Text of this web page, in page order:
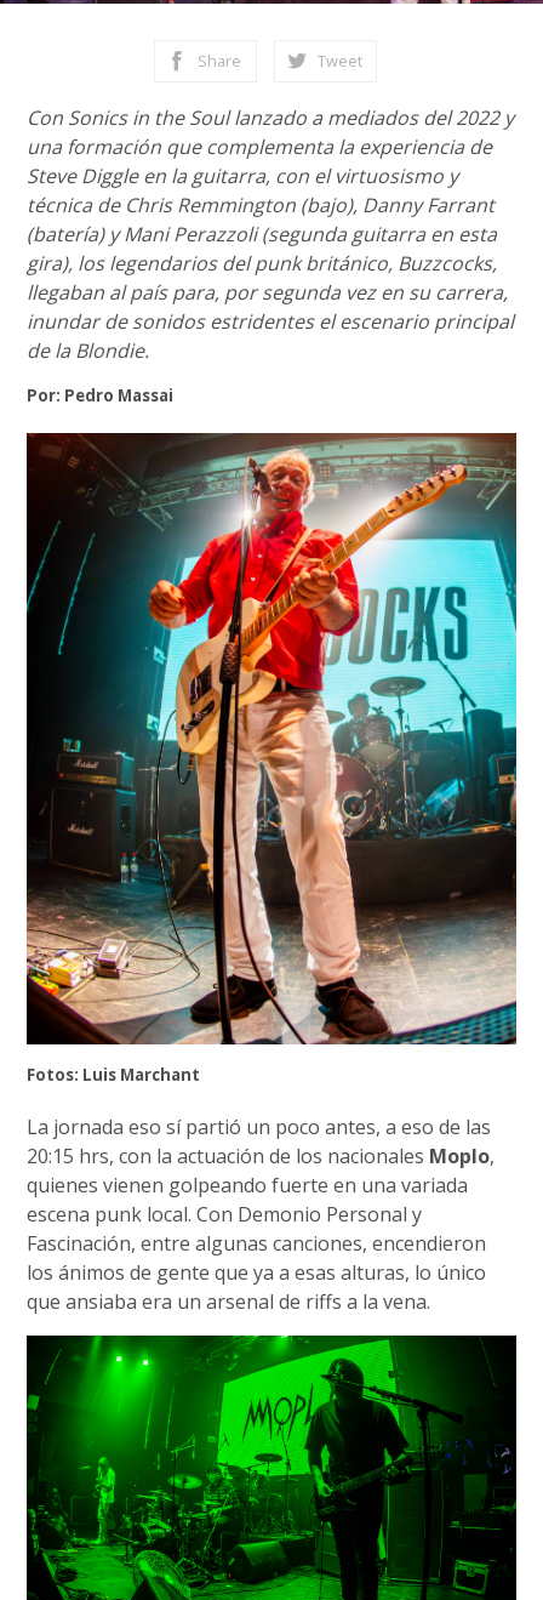
Share Tweet
Con Sonics in the Soul lanzado a mediados del 2022 y
una formación que complementa la experiencia de
Steve Diggle en la guitarra, con el virtuosismo y
técnica de Chris Remmington (bajo), Danny Farrant
(batería) y Mani Perazzoli (segunda guitarra en esta
gira), los legendarios del punk británico, Buzzcocks,
llegaban al país para, por segunda vez en su carrera,
inundar de sonidos estridentes el escenario principal
de la Blondie.
Por: Pedro Massai
Fotos: Luis Marchant
La jornada eso sí partió un poco antes, a eso de las
20:15 hrs, con la actuación de los nacionales Moplo,
quienes vienen golpeando fuerte en una variada
escena punk local. Con Demonio Personal y
Fascinación, entre algunas canciones, encendieron
los ánimos de gente que ya a esas alturas, lo único
que ansiaba era un arsenal de riffs a la vena.